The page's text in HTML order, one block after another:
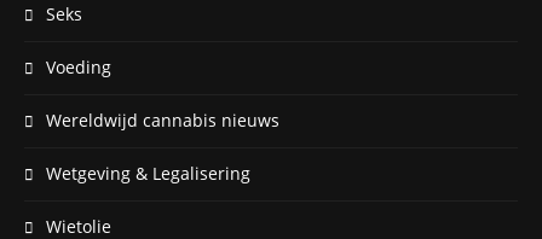
Seks
Voeding
Wereldwijd cannabis nieuws
Wetgeving & Legalisering
Wietolie